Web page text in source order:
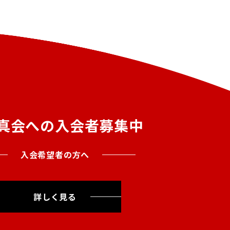
会への入会者募集中
入会希望者の方へ
詳しく見る